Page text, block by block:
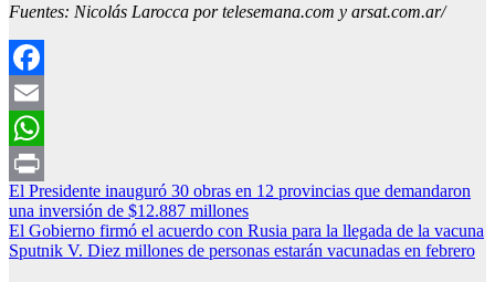
Fuentes: Nicolás Larocca por telesemana.com y arsat.com.ar/
Facebook
Email
WhatsApp
Print
Navegación
de
entradas
El Presidente inauguró 30 obras en 12 provincias que demandaron
una inversión de $12.887 millones
El Gobierno firmó el acuerdo con Rusia para la llegada de la vacuna
Sputnik V. Diez millones de personas estarán vacunadas en febrero